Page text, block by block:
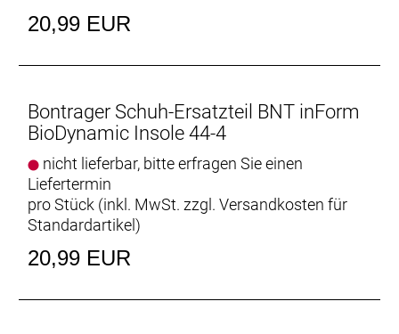
20,99 EUR
Bontrager Schuh-Ersatzteil BNT inForm
BioDynamic Insole 44-4
nicht lieferbar, bitte erfragen Sie einen
Liefertermin
pro Stück (inkl. MwSt. zzgl. Versandkosten für
Standardartikel)
20,99 EUR